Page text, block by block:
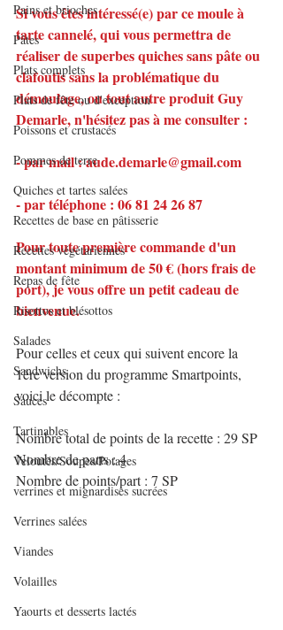
Pains et brioches
Pâtes
Plats complets
Plats de fête ou d'exception
Poissons et crustacés
Pommes de terre
Quiches et tartes salées
Recettes de base en pâtisserie
Recettes végétariennes
Repas de fête
Risottos et blésottos
Salades
Sandwichs
Sauces
Tartinables
Veloutés/Soupes/Potages
verrines et mignardises sucrées
Verrines salées
Viandes
Volailles
Yaourts et desserts lactés
Si vous êtes intéressé(e) par ce moule à
tarte cannelé, qui vous permettra de
réaliser de superbes quiches sans pâte ou
clafoutis sans la problématique du
démoulage, ou tout autre produit Guy
Demarle, n'hésitez pas à me consulter :
- par mail : aude.demarle@gmail.com
- par téléphone : 06 81 24 26 87
Pour toute première commande d'un
montant minimum de 50 € (hors frais de
port), je vous offre un petit cadeau de
bienvenue.
Pour celles et ceux qui suivent encore la
1ère version du programme Smartpoints,
voici le décompte :
Nombre total de points de la recette : 29 SP
Nombre de parts : 4
Nombre de points/part : 7 SP